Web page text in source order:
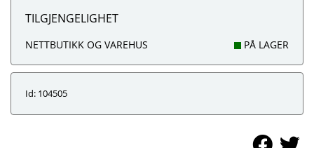
TILGJENGELIGHET
NETTBUTIKK OG VAREHUS PÅ LAGER
Id: 104505